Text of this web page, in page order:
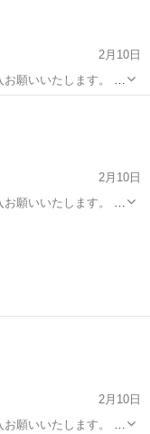
2月10日
2月10日
2月10日